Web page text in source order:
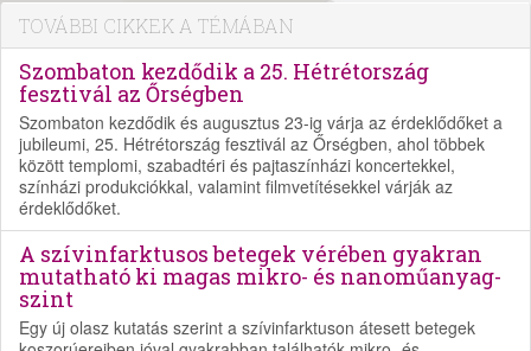
TOVÁBBI CIKKEK A TÉMÁBAN
Szombaton kezdődik a 25. Hétrétország
fesztivál az Őrségben
Szombaton kezdődik és augusztus 23-ig várja az érdeklődőket a
jubileumi, 25. Hétrétország fesztivál az Őrségben, ahol többek
között templomi, szabadtéri és pajtaszínházi koncertekkel,
színházi produkciókkal, valamint filmvetítésekkel várják az
érdeklődőket.
A szívinfarktusos betegek vérében gyakran
mutatható ki magas mikro- és nanoműanyag-
szint
Egy új olasz kutatás szerint a szívinfarktuson átesett betegek